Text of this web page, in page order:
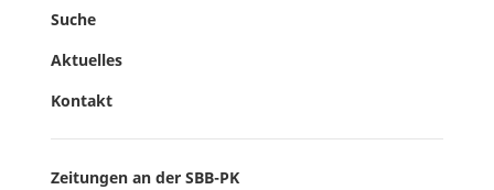
Suche
Aktuelles
Kontakt
Zeitungen an der SBB-PK